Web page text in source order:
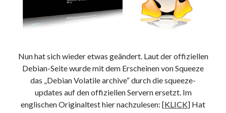
Nun hat sich wieder etwas geändert. Laut der offiziellen
Debian-Seite wurde mit dem Erscheinen von Squeeze
das „Debian Volatile archive“ durch die squeeze-
updates auf den offiziellen Servern ersetzt. Im
englischen Originaltest hier nachzulesen: [KLICK] Hat